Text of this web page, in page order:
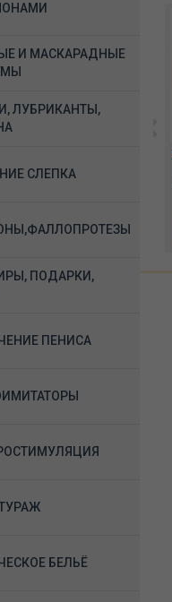
И МАСКАРАДНЫЕ
ЛУБРИКАНТЫ,
СЛЕПКА
ПОДАРКИ,
ПЕНИСА
БЕЛЬЁ
13 см. D 1,9 см. чёрная,
X-MEN-2093
В КОРЗИНУ